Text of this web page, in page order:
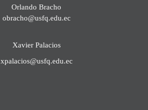
Orlando Bracho
obracho@usfq.edu.ec
Xavier Palacios
xpalacios@usfq.edu.ec